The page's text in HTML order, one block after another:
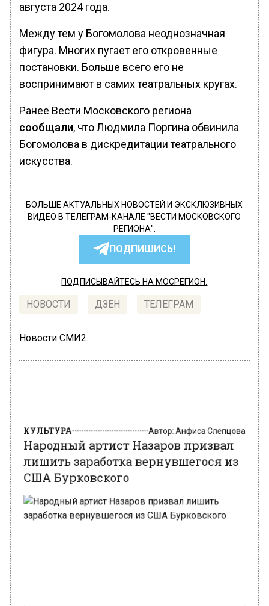
августа 2024 года.
Между тем у Богомолова неоднозначная
фигура. Многих пугает его откровенные
постановки. Больше всего его не
воспринимают в самих театральных кругах.
Ранее Вести Московского региона
сообщали, что Людмила Поргина обвинила
Богомолова в дискредитации театрального
искусства.
БОЛЬШЕ АКТУАЛЬНЫХ НОВОСТЕЙ И ЭКСКЛЮЗИВНЫХ
ВИДЕО В ТЕЛЕГРАМ-КАНАЛЕ "ВЕСТИ МОСКОВСКОГО
РЕГИОНА".
ПОДПИШИСЬ!
ПОДПИСЫВАЙТЕСЬ НА МОСРЕГИОН:
НОВОСТИ ДЗЕН ТЕЛЕГРАМ
Новости СМИ2
лишить заработка вернувшегося из
США Бурковского